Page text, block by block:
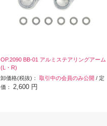
OP.2090 BB-01 アルミステアリングアーム
(L・R)
卸価格(税抜)： 取引中の会員のみ公開 / 定
価： 2,600 円